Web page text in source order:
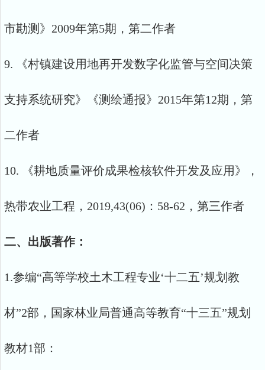
市勘测》2009年第5期，第二作者
9. 《村镇建设用地再开发数字化监管与空间决策
支持系统研究》《测绘通报》2015年第12期，第
二作者
10. 《耕地质量评价成果检核软件开发及应用》，
热带农业工程，2019,43(06)：58-62，第三作者
二、出版著作：
1.参编“高等学校土木工程专业‘十二五’规划教
材”2部，国家林业局普通高等教育“十三五”规划
教材1部：